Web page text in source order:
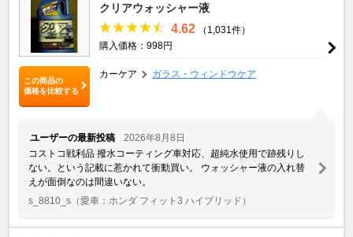
この商品の
価格を比較する
クリアウォッシャー液
4.62
（1,031件）
購入価格：998円
カーケア ガラス・ウィンドウケア
ユーザーの最新投稿
2026年8月8日
コストコ戦利品 撥水コーティング車対応、超純水使用で跡残りし
ない。という記載に惹かれて衝動買い。 ウォッシャー液の入れ替
えが面倒なのは間違いない。
s_8810_s （愛車：ホンダ フィット3 ハイブリッド）